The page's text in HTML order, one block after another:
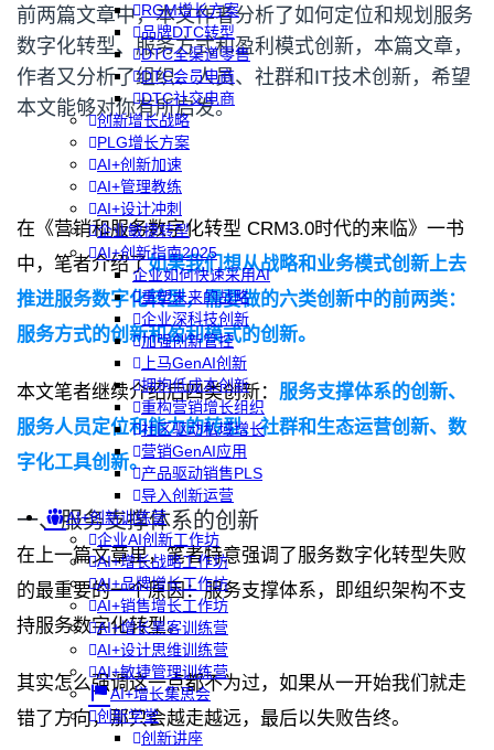
RGM增长方案
品牌DTC转型
DTC全渠道零售
DTC会员电商
DTC社交电商
创新增长战略
PLG增长方案
AI+创新加速
AI+管理教练
AI+设计冲刺
企业敏捷转型
AI+创新指南2025
企业如何快速采用AI
重塑未来的战略
企业深科技创新
加强创新管控
上马GenAI创新
拥抱低成本创新
重构营销增长组织
社区驱动私域增长
营销GenAI应用
产品驱动销售PLS
导入创新运营
AI+创新训练营
企业AI创新工作坊
AI+增长战略工作坊
AI+品牌增长工作坊
AI+销售增长工作坊
AI+增长黑客训练营
AI+设计思维训练营
AI+敏捷管理训练营
AI+增长集思会
创新学堂
创新讲座
前两篇文章中，本文作者分析了如何定位和规划服务
数字化转型、服务方式和盈利模式创新，本篇文章，
作者又分析了组织、人员、社群和IT技术创新，希望
本文能够对你有所启发。
在《营销和服务数字化转型 CRM3.0时代的来临》一书
中，笔者介绍了如果我们想从战略和业务模式创新上去
推进服务数字化转型，需要做的六类创新中的前两类：
服务方式的创新和盈利模式的创新。
本文笔者继续介绍后四类创新： 服务支撑体系的创新、
服务人员定位和能力的转型、社群和生态运营创新、数
字化工具创新。
一、服务支撑体系的创新
在上一篇文章里，笔者特意强调了服务数字化转型失败
的最重要的一个原因：服务支撑体系，即组织架构不支
持服务数字化转型。
其实怎么强调这一点都不为过，如果从一开始我们就走
错了方向，那只会越走越远，最后以失败告终。